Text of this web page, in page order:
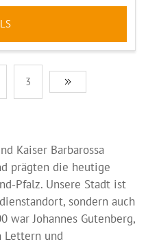
3
Kaiser Barbarossa
prägten die heutige
Pfalz. Unsere Stadt ist
sondern auch
war Johannes Gutenberg,
Lettern und